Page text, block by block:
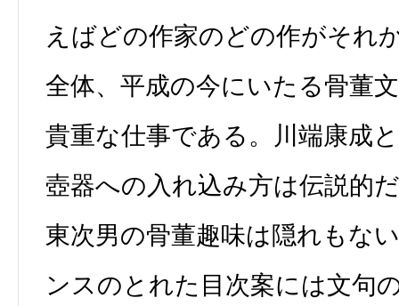
えばどの作家のどの作がそれ
全体、平成の今にいたる骨董
貴重な仕事である。川端康成
壺器への入れ込み方は伝説的
東次男の骨董趣味は隠れもな
ンスのとれた目次案には文句